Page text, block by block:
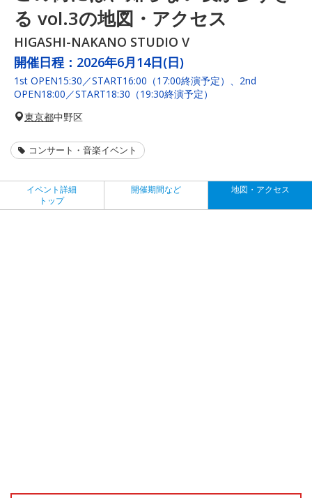
る vol.3の地図・アクセス
HIGASHI-NAKANO STUDIO V
開催日程： 2026年6月14日(日)
1st OPEN15:30／START16:00（17:00終演予定）、2nd
OPEN18:00／START18:30（19:30終演予定）
東京都中野区
コンサート・音楽イベント
イベント詳細
トップ
開催期間など 地図・アクセス